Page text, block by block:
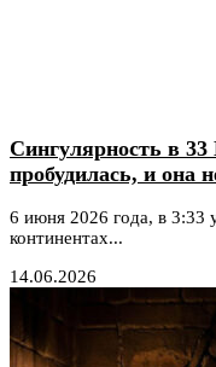
Сингулярность в 33
пробудилась, и она
6 июня 2026 года, в 3:33
континентах...
14.06.2026